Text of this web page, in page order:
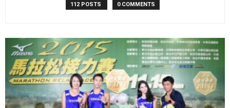
112 POSTS 0 COMMENTS